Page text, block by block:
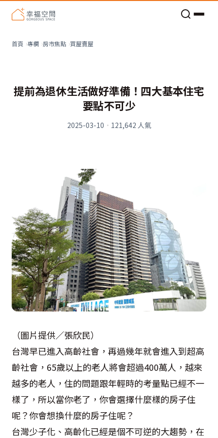
首頁 專欄 房市焦點 買屋賣屋
提前為退休生活做好準備！四大基本住宅
要點不可少
2025-03-10 · 121,642 人氣
（圖片提供／張欣民）
台灣早已進入高齡社會，再過幾年就會進入到超高
齡社會，65歲以上的老人將會超過400萬人，越來
越多的老人，住的問題跟年輕時的考量點已經不一
樣了，所以當你老了，你會選擇什麼樣的房子住
呢？你會想換什麼的房子住呢？
台灣少子化、高齡化已經是個不可逆的大趨勢，在